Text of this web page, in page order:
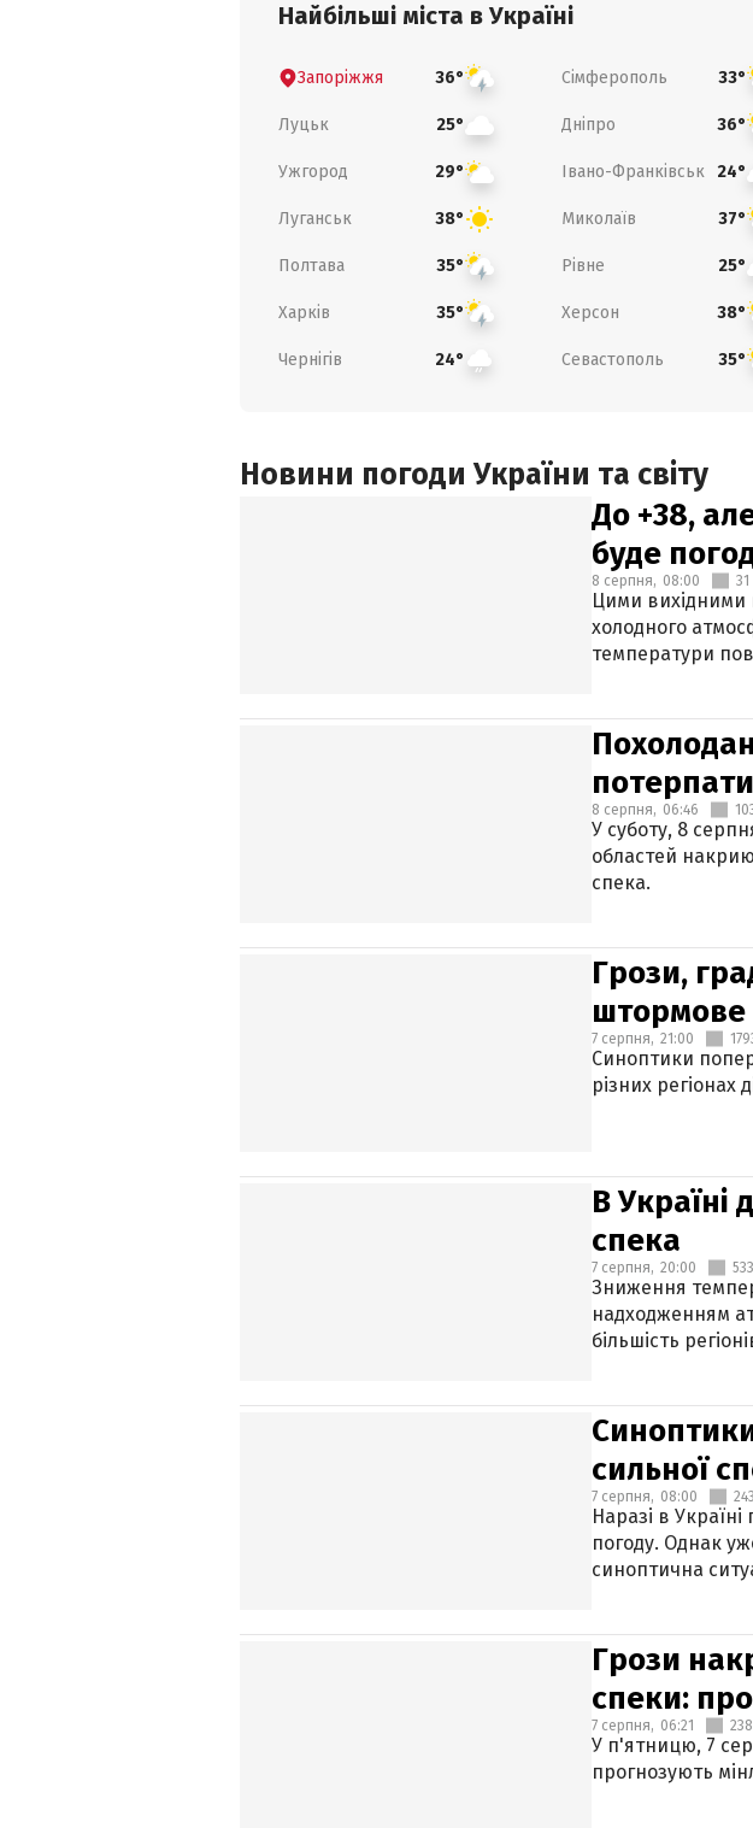
Найбільші міста в Україні
Запоріжжя 36° Сімферополь 33°
Луцьк 25° Дніпро 36°
Ужгород 29° Івано-Франківськ 24°
Луганськ 38° Миколаїв 37°
Полтава 35° Рівне 25°
Харків 35° Херсон 38°
Чернігів 24° Севастополь 35°
Новини погоди України та світу
До +38,
буде
8 серпня, 08:00 31
Цими вихідними
холодного
температури
8 серпня, 06:46
У суботу, 8
областей
спека.
Грози,
7 серпня, 21:00
Синоптики
різних регіонах
В Україні
спека
7 серпня, 20:00
Зниження
надходженням
більшість
сильної
7 серпня, 08:00
Наразі в
погоду. Однак
синоптична
Грози
спеки:
7 серпня, 06:21
У п'ятницю, 7
прогнозують